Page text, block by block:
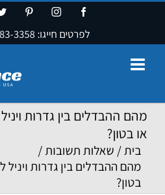
Facebook
Instagram
לפרטים חייגו: 3358
מהם ההבדלים בין גדרות
או בטון?
בית/ שאלות תשובות/
מהם ההבדלים בין גדרות
בטון?